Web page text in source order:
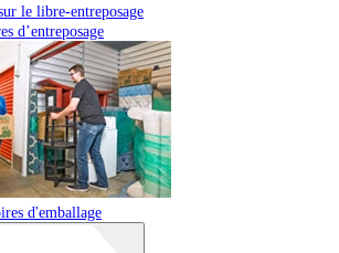
le libre-entreposage
d’entreposage
d'emballage